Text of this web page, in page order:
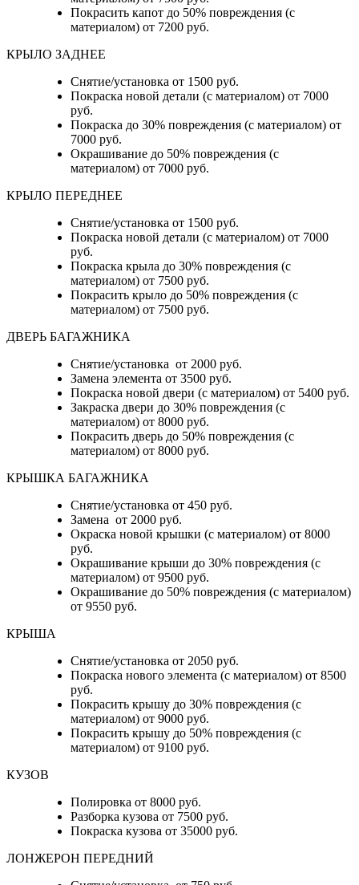
Покрасить капот до 50% повреждения (с
материалом) от 7200 руб.
КРЫЛО ЗАДНЕЕ
Снятие/установка от 1500 руб.
Покраска новой детали (с материалом) от 7000
руб.
Покраска до 30% повреждения (с материалом) от
7000 руб.
Окрашивание до 50% повреждения (с
материалом) от 7000 руб.
КРЫЛО ПЕРЕДНЕЕ
Снятие/установка от 1500 руб.
Покраска новой детали (с материалом) от 7000
руб.
Покраска крыла до 30% повреждения (с
материалом) от 7500 руб.
Покрасить крыло до 50% повреждения (с
материалом) от 7500 руб.
ДВЕРЬ БАГАЖНИКА
Снятие/установка от 2000 руб.
Замена элемента от 3500 руб.
Покраска новой двери (с материалом) от 5400 руб.
Закраска двери до 30% повреждения (с
материалом) от 8000 руб.
Покрасить дверь до 50% повреждения (с
материалом) от 8000 руб.
КРЫШКА БАГАЖНИКА
Снятие/установка от 450 руб.
Замена от 2000 руб.
Окраска новой крышки (с материалом) от 8000
руб.
Окрашивание крыши до 30% повреждения (с
материалом) от 9500 руб.
Окрашивание до 50% повреждения (с материалом)
от 9550 руб.
КРЫША
Снятие/установка от 2050 руб.
Покраска нового элемента (с материалом) от 8500
руб.
Покрасить крышу до 30% повреждения (с
материалом) от 9000 руб.
Покрасить крышу до 50% повреждения (с
материалом) от 9100 руб.
КУЗОВ
Полировка от 8000 руб.
Разборка кузова от 7500 руб.
Покраска кузова от 35000 руб.
ЛОНЖЕРОН ПЕРЕДНИЙ